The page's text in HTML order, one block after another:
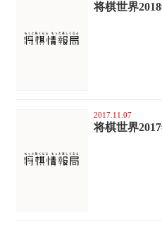
将棋世界
2017.11.07
将棋世界